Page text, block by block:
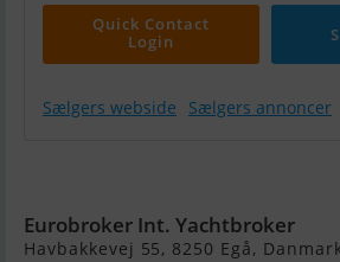
Quick Contact
Login
Sælgers webside Sælgers annoncer
Eurobroker Int. Yachtbroker
Havbakkevej 55, 8250 Egå,